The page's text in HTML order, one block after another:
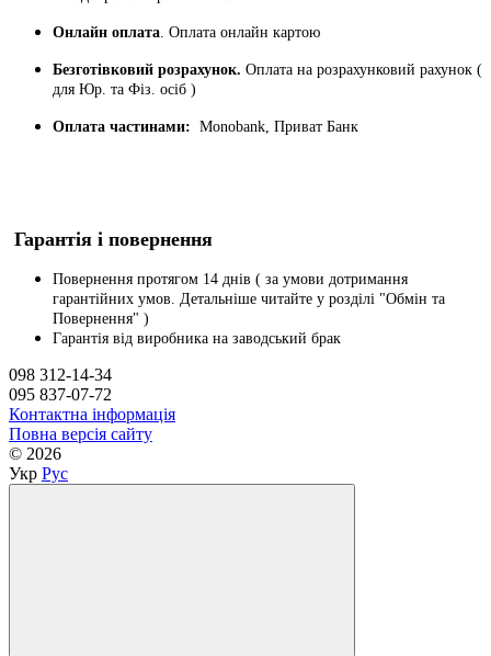
Онлайн оплата . Оплата онлайн картою
Безготівковий розрахунок. Оплата на розрахунковий рахунок (
для Юр. та Фіз. осіб )
Оплата частинами: Monobank, Приват Банк
Гарантія і повернення
Повернення протягом 14 днів ( за умови дотримання
гарантійних умов. Детальніше читайте у розділі "Обмін та
Повернення" )
Гарантія від виробника на заводський брак
098 312-14-34
095 837-07-72
Контактна інформація
Повна версія сайту
© 2026
Укр Рус